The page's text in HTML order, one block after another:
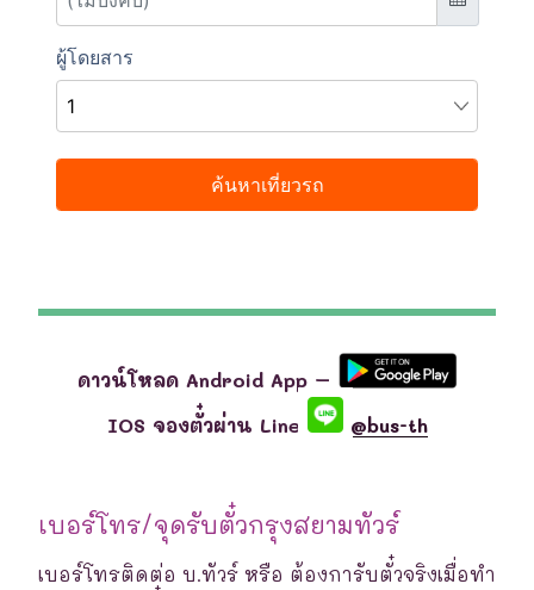
ดาวน์โหลด Android App –
IOS จองตั๋วผ่าน Line
@bus-th
เบอร์โทร/จุดรับตั๋วกรุงสยามทัวร์
เบอร์โทรติดต่อ บ.ทัวร์ หรือ ต้องการับตั๋วจริงเมื่อทำ